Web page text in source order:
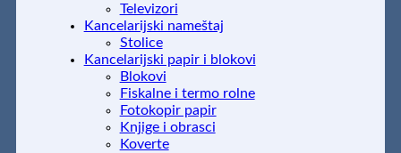
Televizori
Kancelarijski nameštaj
Stolice
Kancelarijski papir i blokovi
Blokovi
Fiskalne i termo rolne
Fotokopir papir
Knjige i obrasci
Koverte